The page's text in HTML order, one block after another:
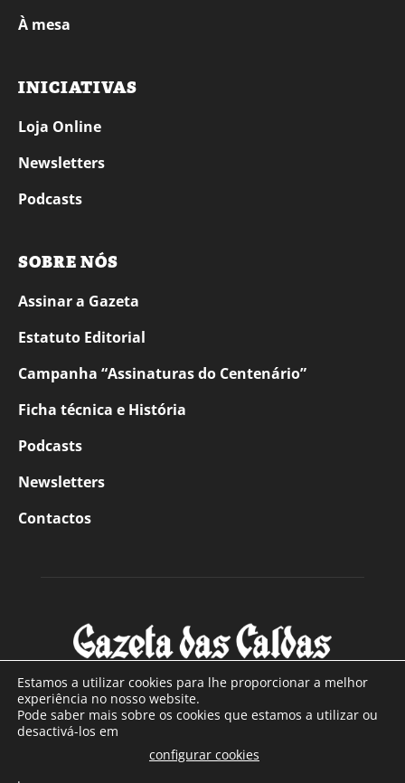
À mesa
INICIATIVAS
Loja Online
Newsletters
Podcasts
SOBRE NÓS
Assinar a Gazeta
Estatuto Editorial
Campanha “Assinaturas do Centenário”
Ficha técnica e História
Podcasts
Newsletters
Contactos
SOBRE NÓS
Com sede nas Caldas da Rainha e mais de 90 anos de
Estamos a utilizar cookies para lhe proporcionar a melhor
experiência no nosso website.
Pode saber mais sobre os cookies que estamos a utilizar ou
desactivá-los em
configurar cookies
.